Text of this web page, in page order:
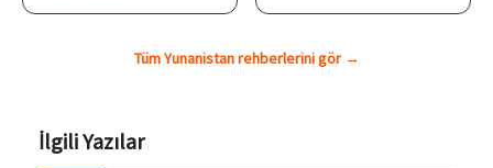
Tüm Yunanistan rehberlerini gör →
İlgili Yazılar